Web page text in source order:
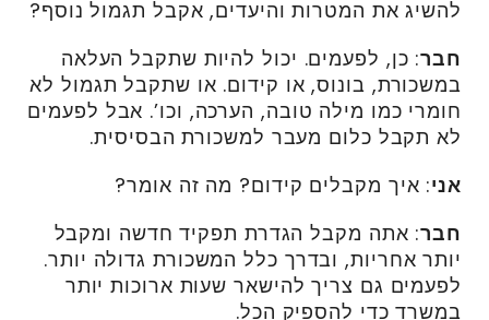
להשיג את המטרות והיעדים, אקבל תגמול נוסף?
חבר: כן, לפעמים. יכול להיות שתקבל העלאה
במשכורת, בונוס, או קידום. או שתקבל תגמול לא
חומרי כמו מילה טובה, הערכה, וכו’. אבל לפעמים
לא תקבל כלום מעבר למשכורת הבסיסית.
אני: איך מקבלים קידום? מה זה אומר?
חבר: אתה מקבל הגדרת תפקיד חדשה ומקבל
יותר אחריות, ובדרך כלל המשכורת גדולה יותר.
לפעמים גם צריך להישאר שעות ארוכות יותר
במשרד כדי להספיק הכל.